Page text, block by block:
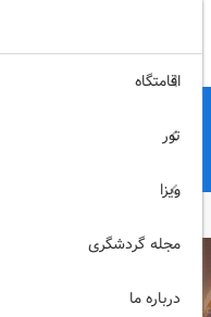
اقامتگاه
تور
ویزا
مجله گردشگری
درباره ما